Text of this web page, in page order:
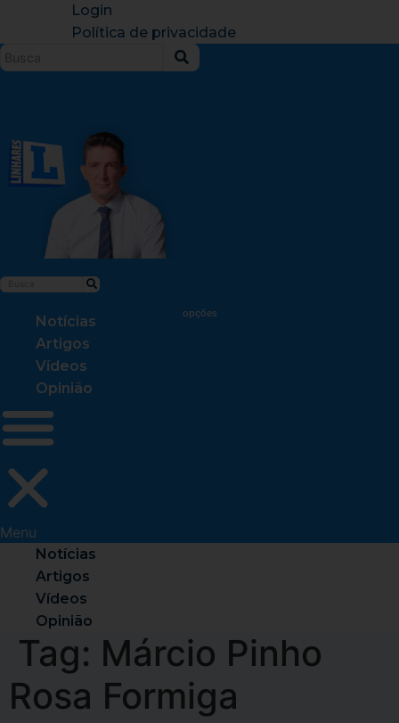
Login
Política de privacidade
Notícias
Artigos
Vídeos
Opinião
Menu
Notícias
Artigos
Vídeos
Opinião
Tag: Márcio Pinho
Rosa Formiga